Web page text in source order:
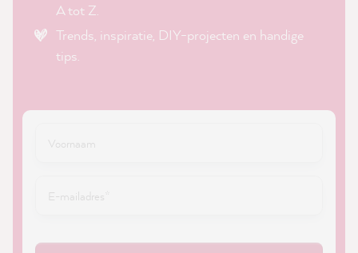
A tot Z.
Trends, inspiratie, DIY-projecten en handige
tips.